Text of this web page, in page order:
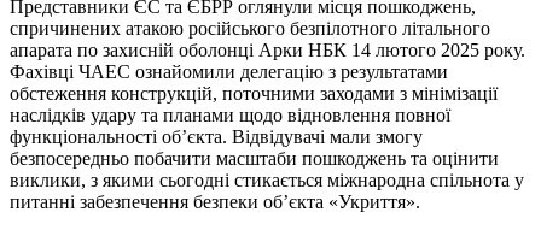
Представники ЄС та ЄБРР оглянули місця пошкоджень,
спричинених атакою російського безпілотного літального
апарата по захисній оболонці Арки НБК 14 лютого 2025 року.
Фахівці ЧАЕС ознайомили делегацію з результатами
обстеження конструкцій, поточними заходами з мінімізації
наслідків удару та планами щодо відновлення повної
функціональності об’єкта. Відвідувачі мали змогу
безпосередньо побачити масштаби пошкоджень та оцінити
виклики, з якими сьогодні стикається міжнародна спільнота у
питанні забезпечення безпеки об’єкта «Укриття».